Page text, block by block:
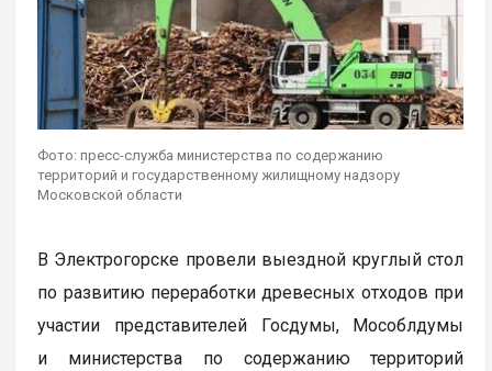
Фото: пресс-служба министерства по содержанию
территорий и государственному жилищному надзору
Московской области
В Электрогорске провели выездной круглый стол
по развитию переработки древесных отходов при
участии представителей Госдумы, Мособлдумы
и министерства по содержанию территорий